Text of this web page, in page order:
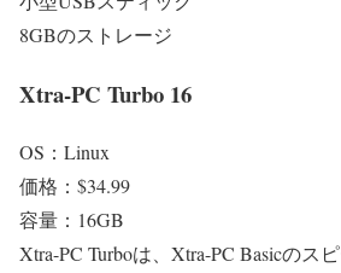
8GBのストレージ
Xtra-PC Turbo 16
OS：Linux
価格：$34.99
容量：16GB
Xtra-PC Turboは、Xtra-PC Basicのス